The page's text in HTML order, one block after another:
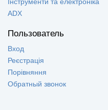
ADX
Пользователь
Вход
Реєстрація
Порівняння
Обратный звонок